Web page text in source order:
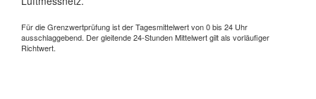
Für die Grenzwertprüfung ist der Tagesmittelwert von 0 bis 24 Uhr
ausschlaggebend. Der gleitende 24-Stunden Mittelwert gilt als vorläufiger
Richtwert.